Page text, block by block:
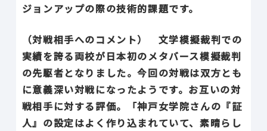
ジョンアップの際の技術的課題です。
（対戦相手へのコメント） 文学模擬裁判での
実績を誇る両校が日本初のメタバース模擬裁判
の先駆者となりました。今回の対戦は双方とも
に意義深い対戦になったようです。お互いの対
戦相手に対する評価。「神戸女学院さんの『証
人』の設定はよく作り込まれていて、素晴らし